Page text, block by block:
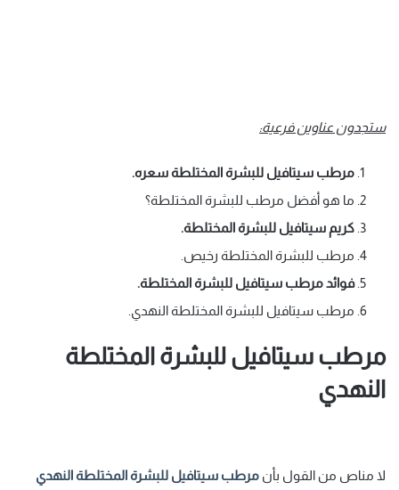
ستجدون عناوين فرعية:
مرطب سيتافيل للبشرة المختلطة سعره.
ما هو أفضل مرطب للبشرة المختلطة؟
كريم سيتافيل للبشرة المختلطة.
مرطب للبشرة المختلطة رخيص.
فوائد مرطب سيتافيل للبشرة المختلطة.
مرطب سيتافيل للبشرة المختلطة النهدي.
مرطب سيتافيل للبشرة المختلطة
النهدي
لا مناص من القول بأن مرطب سيتافيل للبشرة المختلطة النهدي